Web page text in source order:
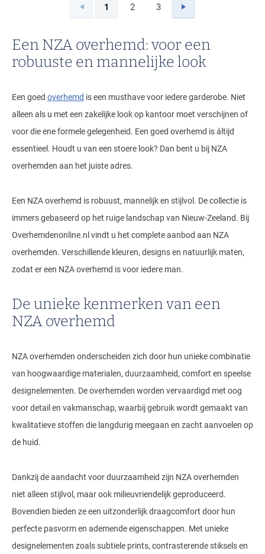
Vorige
1
2
3 Volgende
Een NZA overhemd: voor een
robuuste en mannelijke look
Een goed overhemd is een musthave voor iedere garderobe. Niet
alleen als u met een zakelijke look op kantoor moet verschijnen of
voor die ene formele gelegenheid. Een goed overhemd is áltijd
essentieel. Houdt u van een stoere look? Dan bent u bij NZA
overhemden aan het juiste adres.
Een NZA overhemd is robuust, mannelijk en stijlvol. De collectie is
immers gebaseerd op het ruige landschap van Nieuw-Zeeland. Bij
Overhemdenonline.nl vindt u het complete aanbod aan NZA
overhemden. Verschillende kleuren, designs en natuurlijk maten,
zodat er een NZA overhemd is voor iedere man.
De unieke kenmerken van een
NZA overhemd
NZA overhemden onderscheiden zich door hun unieke combinatie
van hoogwaardige materialen, duurzaamheid, comfort en speelse
designelementen. De overhemden worden vervaardigd met oog
voor detail en vakmanschap, waarbij gebruik wordt gemaakt van
kwalitatieve stoffen die langdurig meegaan en zacht aanvoelen op
de huid.
Dankzij de aandacht voor duurzaamheid zijn NZA overhemden
niet alleen stijlvol, maar ook milieuvriendelijk geproduceerd.
Bovendien bieden ze een uitzonderlijk draagcomfort door hun
perfecte pasvorm en ademende eigenschappen. Met unieke
designelementen zoals subtiele prints, contrasterende stiksels en